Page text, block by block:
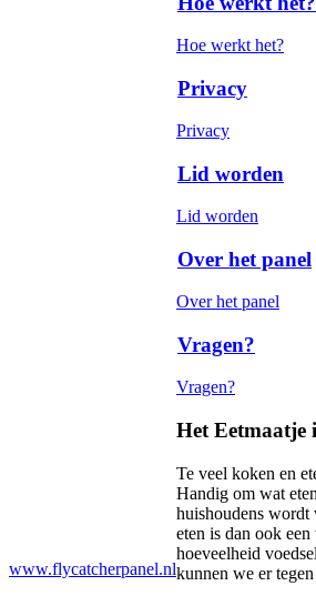
www.flycatcherpanel.nl
Hoe werkt het?
Privacy
Privacy
Lid worden
Lid worden
Over het panel
Over het panel
Vragen?
Vragen?
Het Eetmaatje
Te veel koken en
Handig om wat
huishoudens
eten is dan ook
hoeveelheid
kunnen we er